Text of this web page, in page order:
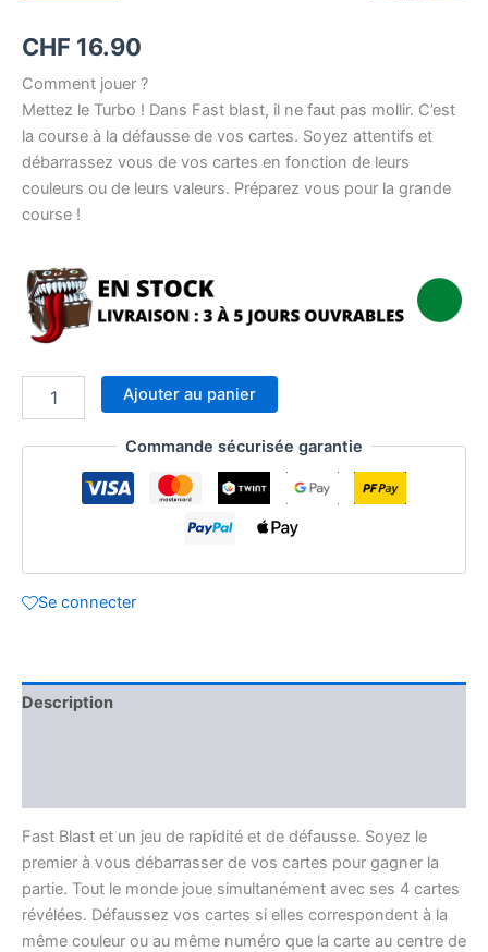
CHF 16.90
Comment jouer ?
Mettez le Turbo ! Dans Fast blast, il ne faut pas mollir. C’est
la course à la défausse de vos cartes. Soyez attentifs et
débarrassez vous de vos cartes en fonction de leurs
couleurs ou de leurs valeurs. Préparez vous pour la grande
course !
Blast
Ajouter au panier
Commande sécurisée garantie
Se connecter
Description
Fast Blast et un jeu de rapidité et de défausse. Soyez le
premier à vous débarrasser de vos cartes pour gagner la
partie. Tout le monde joue simultanément avec ses 4 cartes
révélées. Défaussez vos cartes si elles correspondent à la
même couleur ou au même numéro que la carte au centre de